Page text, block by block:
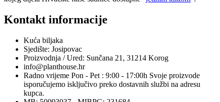
Kontakt informacije
Kuća biljaka
Sjedište: Josipovac
Proizvodnja / Ured: Sunčana 21, 31214 Korog
info@planthouse.hr
Radno vrijeme Pon - Pet : 9:00 - 17:00h Svoje proizvode
isporučujemo isključivo preko dostavnih službi na adresu
kupca.